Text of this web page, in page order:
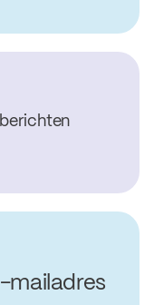
mailadres